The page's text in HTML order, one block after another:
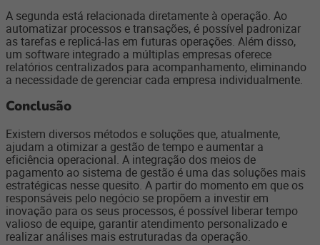
A segunda está relacionada diretamente à operação. Ao
automatizar processos e transações, é possível padronizar
as tarefas e replicá-las em futuras operações. Além disso,
um software integrado a múltiplas empresas oferece
relatórios centralizados para acompanhamento, eliminando
a necessidade de gerenciar cada empresa individualmente.
Conclusão
Existem diversos métodos e soluções que, atualmente,
ajudam a otimizar a gestão de tempo e aumentar a
eficiência operacional. A integração dos meios de
pagamento ao sistema de gestão é uma das soluções mais
estratégicas nesse quesito. A partir do momento em que os
responsáveis pelo negócio se propõem a investir em
inovação para os seus processos, é possível liberar tempo
valioso de equipe, garantir atendimento personalizado e
realizar análises mais estruturadas da operação.